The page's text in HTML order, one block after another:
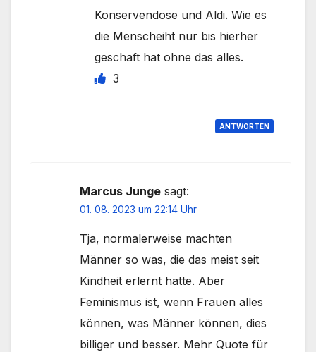
Konservendose und Aldi. Wie es
die Menscheiht nur bis hierher
geschaft hat ohne das alles.
3
ANTWORTEN
Marcus Junge sagt:
01. 08. 2023 um 22:14 Uhr
Tja, normalerweise machten
Männer so was, die das meist seit
Kindheit erlernt hatte. Aber
Feminismus ist, wenn Frauen alles
können, was Männer können, dies
billiger und besser. Mehr Quote für